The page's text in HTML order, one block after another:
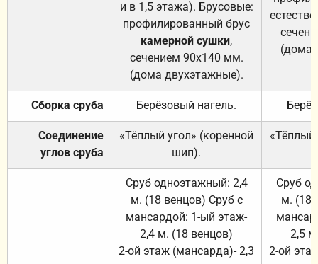
и в 1,5 этажа). Брусовые:
профилированный брус
камерной сушки,
сечением 90х140 мм.
(дома двухэтажные).
(дома
Сборка сруба Берёзовый нагель.
Соединение
углов сруба
«Тёплый угол» (коренной
шип).
«Тёплый
Сруб одноэтажный: 2,4
м. (18 венцов) Сруб с
мансардой: 1-ый этаж-
2,4 м. (18 венцов)
2-ой этаж (мансарда)- 2,3
Сруб
м. (18
2,5
2-ой